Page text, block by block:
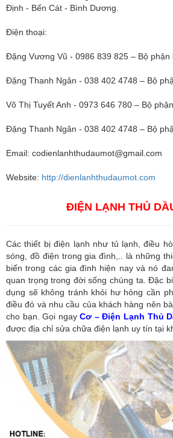
Định - Bến Cát - Bình Dương.
Điện thoại:
Đặng Vương Vũ - 0986 839 825 – Bộ phận
Đặng Thanh Ngân - 038 402 4748 – Bộ
Võ Thị Tuyết Anh - 0973 646 780 – Bộ
Đặng Thanh Ngân - 038 402 4748 – Bộ
Email: codienlanhthudaumot@gmail.com
Website: http://dienlanhthudaumot.com
ĐIỆN LẠNH THỦ
Các thiết bị điện lạnh như tủ lạnh, điều
sóng, đồ điện trong gia đình,.. là những
biến trong các gia đình hiện nay và nó
quan trọng trong đời sống chúng ta. Đặc
dụng sẽ không tránh khỏi hư hỏng cần
điều đó và nhu cầu của khách hàng nên
cho bạn. Gọi ngayCơ – Điện Lạnh Thủ
được địa chỉ sửa chữa điện lạnh uy tín tại